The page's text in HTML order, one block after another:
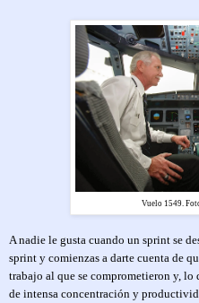
Vuelo 1549.
A nadie le gusta cuando un sprint se
sprint y comienzas a darte cuenta de
trabajo al que se comprometieron y, lo
de intensa concentración y